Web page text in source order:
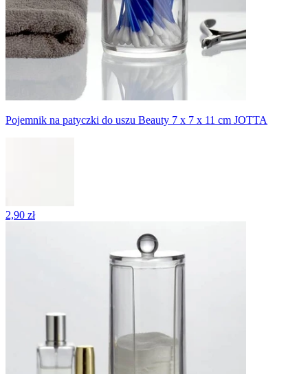
Pojemnik na patyczki do uszu Beauty 7 x 7 x 11 cm JOTTA
2,90 zł